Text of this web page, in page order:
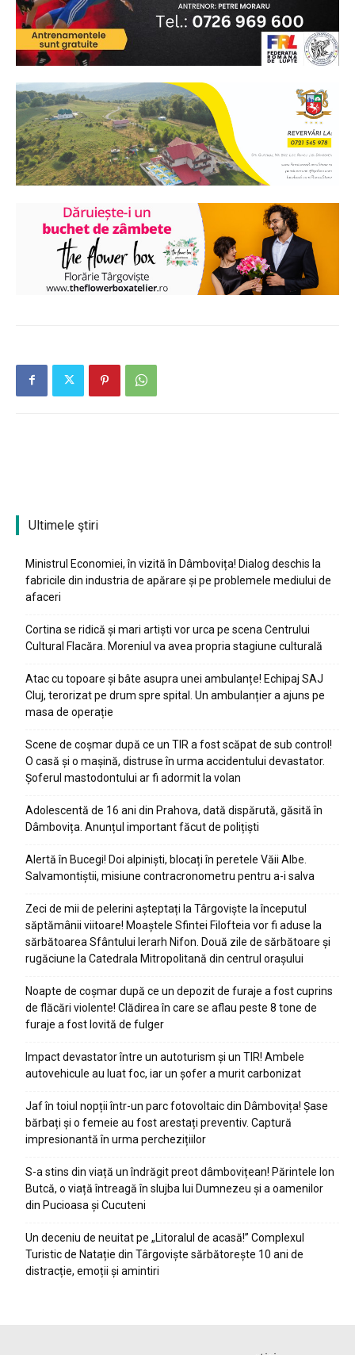
Ultimele ştiri
Ministrul Economiei, în vizită în Dâmbovița! Dialog deschis la
fabricile din industria de apărare și pe problemele mediului de
afaceri
Cortina se ridică și mari artiști vor urca pe scena Centrului
Cultural Flacăra. Moreniul va avea propria stagiune culturală
Atac cu topoare și bâte asupra unei ambulanțe! Echipaj SAJ
Cluj, terorizat pe drum spre spital. Un ambulanțier a ajuns pe
masa de operație
Scene de coșmar după ce un TIR a fost scăpat de sub control!
O casă și o mașină, distruse în urma accidentului devastator.
Șoferul mastodontului ar fi adormit la volan
Adolescentă de 16 ani din Prahova, dată dispărută, găsită în
Dâmbovița. Anunțul important făcut de polițiști
Alertă în Bucegi! Doi alpiniști, blocați în peretele Văii Albe.
Salvamontiștii, misiune contracronometru pentru a-i salva
Zeci de mii de pelerini așteptați la Târgoviște la începutul
săptămânii viitoare! Moaștele Sfintei Filofteia vor fi aduse la
sărbătoarea Sfântului Ierarh Nifon. Două zile de sărbătoare și
rugăciune la Catedrala Mitropolitană din centrul orașului
Noapte de coșmar după ce un depozit de furaje a fost cuprins
de flăcări violente! Clădirea în care se aflau peste 8 tone de
furaje a fost lovită de fulger
Impact devastator între un autoturism și un TIR! Ambele
autovehicule au luat foc, iar un șofer a murit carbonizat
Jaf în toiul nopții într-un parc fotovoltaic din Dâmbovița! Șase
bărbați și o femeie au fost arestați preventiv. Captură
impresionantă în urma perchezițiilor
S-a stins din viață un îndrăgit preot dâmbovițean! Părintele Ion
Butcă, o viață întreagă în slujba lui Dumnezeu și a oamenilor
din Pucioasa și Cucuteni
Un deceniu de neuitat pe „Litoralul de acasă!” Complexul
Turistic de Natație din Târgoviște sărbătorește 10 ani de
distracție, emoții și amintiri